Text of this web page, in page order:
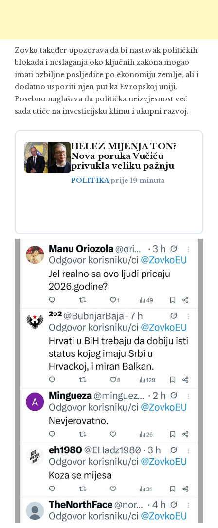
Zovko također upozorava da bi nastavak političkih
blokada i neslaganja oko ključnih zakona mogao
imati ozbiljne posljedice po ekonomiju zemlje, ali i
dodatno usporiti njen put ka Evropskoj uniji.
Posebno naglašava da politička neizvjesnost već
sada utiče na investicijsku klimu i ukupni razvoj.
HELEZ MIJENJA TON?
Nova poruka Vučiću
privukla veliku pažnju
POLITIKAprije 19 minuta